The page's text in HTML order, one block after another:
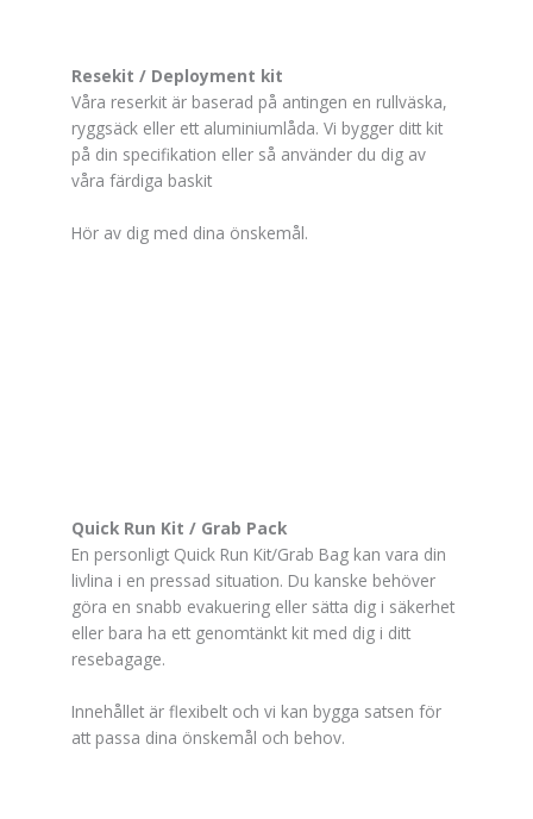
Resekit / Deployment kit
Våra reserkit är baserad på antingen en rullväska,
ryggsäck eller ett aluminiumlåda. Vi bygger ditt kit
på din specifikation eller så använder du dig av
våra färdiga baskit
Hör av dig med dina önskemål.
Quick Run Kit / Grab Pack
En personligt Quick Run Kit/Grab Bag kan vara din
livlina i en pressad situation. Du kanske behöver
göra en snabb evakuering eller sätta dig i säkerhet
eller bara ha ett genomtänkt kit med dig i ditt
resebagage.
Innehållet är flexibelt och vi kan bygga satsen för
att passa dina önskemål och behov.
hemsidan
används.
Upplevelse
In order for
to perform